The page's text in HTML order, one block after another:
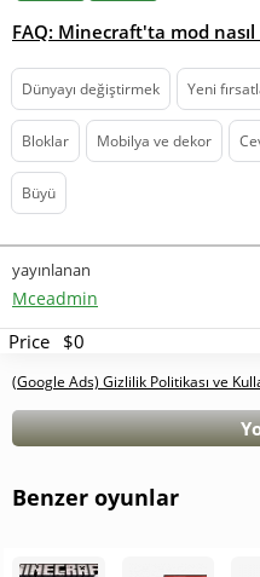
FAQ: Minecraft'ta mod
Dünyayı değiştirmek Yeni
Bloklar Mobilya ve dekor
Büyü
yayınlanan
Mceadmin
Price $0
(Google Ads) Gizlilik Politikası ve
Benzer oyunlar